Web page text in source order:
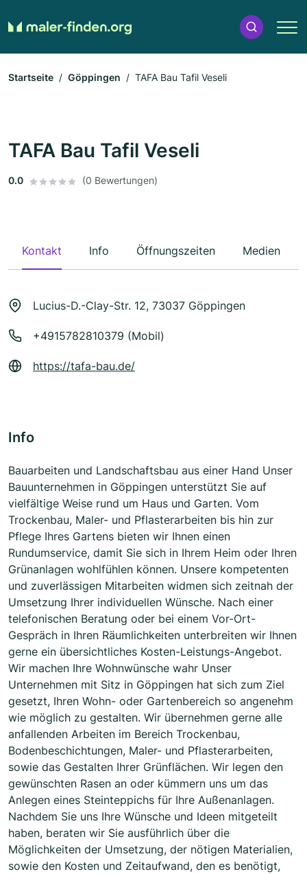
Startseite Göppingen TAFA Bau Tafil Veseli
TAFA Bau Tafil Veseli
0.0 (0 Bewertungen)
Kontakt Info Öffnungszeiten Medien
Lucius-D.-Clay-Str. 12, 73037 Göppingen
+4915782810379 (Mobil)
https://tafa-bau.de/
Info
Bauarbeiten und Landschaftsbau aus einer Hand Unser
Bauunternehmen in Göppingen unterstützt Sie auf
vielfältige Weise rund um Haus und Garten. Vom
Trockenbau, Maler- und Pflasterarbeiten bis hin zur
Pflege Ihres Gartens bieten wir Ihnen einen
Rundumservice, damit Sie sich in Ihrem Heim oder Ihren
Grünanlagen wohlfühlen können. Unsere kompetenten
und zuverlässigen Mitarbeiten widmen sich zeitnah der
Umsetzung Ihrer individuellen Wünsche. Nach einer
telefonischen Beratung oder bei einem Vor-Ort-
Gespräch in Ihren Räumlichkeiten unterbreiten wir Ihnen
gerne ein übersichtliches Kosten-Leistungs-Angebot.
Wir machen Ihre Wohnwünsche wahr Unser
Unternehmen mit Sitz in Göppingen hat sich zum Ziel
gesetzt, Ihren Wohn- oder Gartenbereich so angenehm
wie möglich zu gestalten. Wir übernehmen gerne alle
anfallenden Arbeiten im Bereich Trockenbau,
Bodenbeschichtungen, Maler- und Pflasterarbeiten,
sowie das Gestalten Ihrer Grünflächen. Wir legen den
gewünschten Rasen an oder kümmern uns um das
Anlegen eines Steinteppichs für Ihre Außenanlagen.
Nachdem Sie uns Ihre Wünsche und Ideen mitgeteilt
haben, beraten wir Sie ausführlich über die
Möglichkeiten der Umsetzung, der nötigen Materialien,
sowie den Kosten und Zeitaufwand, den es benötigt,